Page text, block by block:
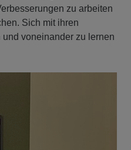
zu arbeiten
Sich mit ihren
voneinander zu lernen